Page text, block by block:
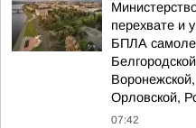
перехвате и
БПЛА
Орловской,
07:42